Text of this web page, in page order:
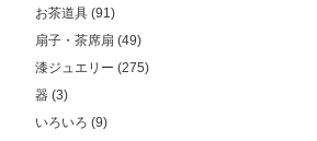
お茶道具 (91)
扇子・茶席扇 (49)
漆ジュエリー (275)
器 (3)
いろいろ (9)